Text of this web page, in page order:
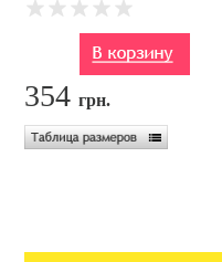
354грн.